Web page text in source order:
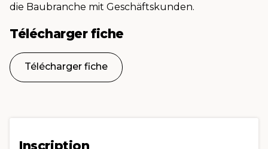
die Baubranche mit Geschäftskunden.
Télécharger fiche
Télécharger fiche
Inscription